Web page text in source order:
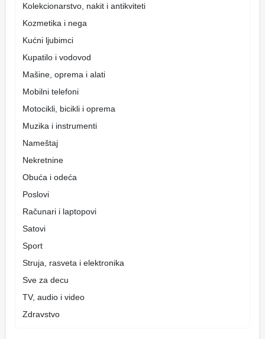
Kolekcionarstvo, nakit i antikviteti
Kozmetika i nega
Kućni ljubimci
Kupatilo i vodovod
Mašine, oprema i alati
Mobilni telefoni
Motocikli, bicikli i oprema
Muzika i instrumenti
Nameštaj
Nekretnine
Obuća i odeća
Poslovi
Računari i laptopovi
Satovi
Sport
Struja, rasveta i elektronika
Sve za decu
TV, audio i video
Zdravstvo